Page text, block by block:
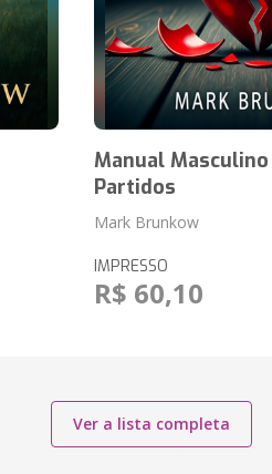
Manual
Partidos
Mark Brunkow
IMPRESSO
R$ 60,10
Ver a lista completa